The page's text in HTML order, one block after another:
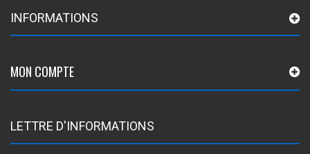
INFORMATIONS
MON COMPTE
LETTRE D'INFORMATIONS